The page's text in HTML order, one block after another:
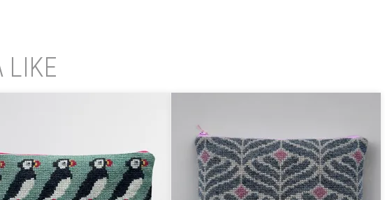
LIKE